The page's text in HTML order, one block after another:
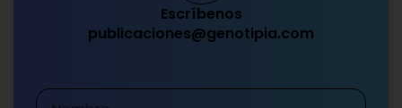
Escríbenos
publicaciones@genotipia.com
Nombre